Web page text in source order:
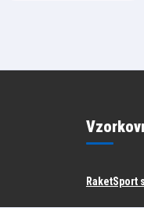
RaketSport